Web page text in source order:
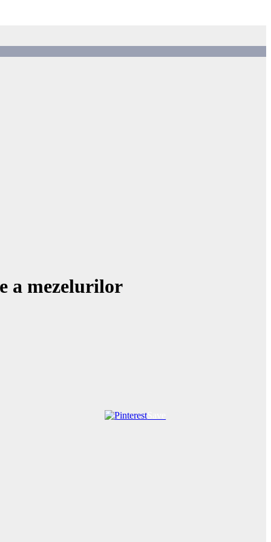
a mezelurilor